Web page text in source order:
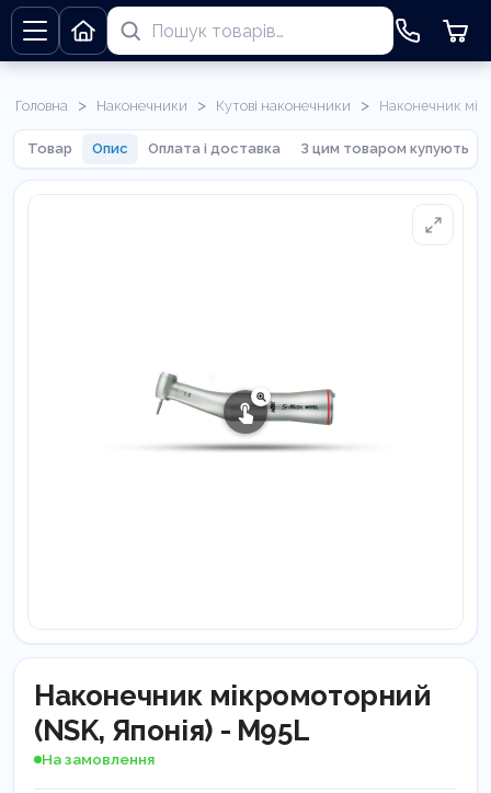
Головна > Наконечники > Кутові наконечники > Наконечник
Товар Опис Оплата і доставка З цим товаром купують
Наконечник мікромоторний
(NSK, Японія) - M95L
На замовлення